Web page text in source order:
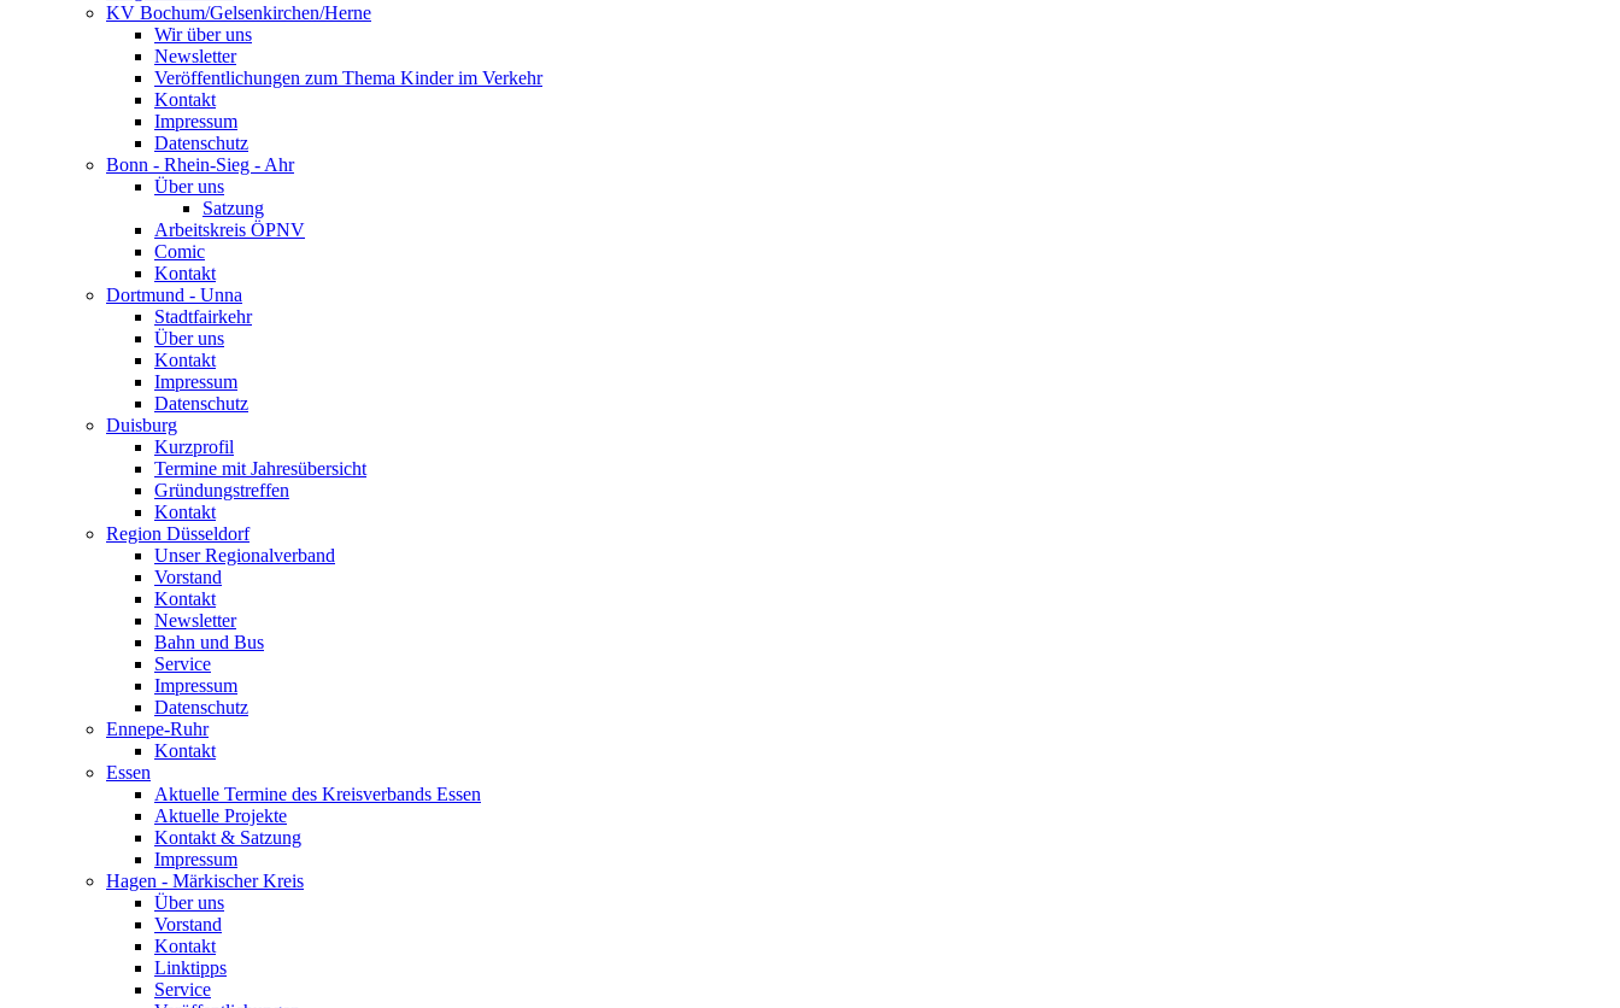
KV Bochum/Gelsenkirchen/Herne
Wir über uns
Newsletter
Veröffentlichungen zum Thema Kinder im Verkehr
Kontakt
Impressum
Datenschutz
Bonn - Rhein-Sieg - Ahr
Über uns
Satzung
Arbeitskreis ÖPNV
Comic
Kontakt
Dortmund - Unna
Stadtfairkehr
Über uns
Kontakt
Impressum
Datenschutz
Duisburg
Kurzprofil
Termine mit Jahresübersicht
Gründungstreffen
Kontakt
Region Düsseldorf
Unser Regionalverband
Vorstand
Kontakt
Newsletter
Bahn und Bus
Service
Impressum
Datenschutz
Ennepe-Ruhr
Kontakt
Essen
Aktuelle Termine des Kreisverbands Essen
Aktuelle Projekte
Kontakt & Satzung
Impressum
Hagen - Märkischer Kreis
Über uns
Vorstand
Kontakt
Linktipps
Service